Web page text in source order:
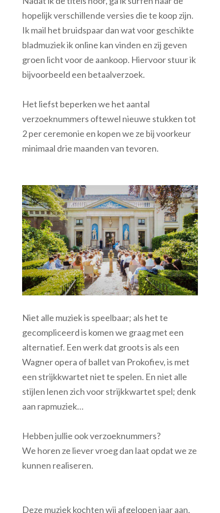
hopelijk verschillende versies die te koop zijn.
Ik mail het bruidspaar dan wat voor geschikte
bladmuziek ik online kan vinden en zij geven
groen licht voor de aankoop. Hiervoor stuur ik
bijvoorbeeld een betaalverzoek.
Het liefst beperken we het aantal
verzoeknummers oftewel nieuwe stukken tot
2 per ceremonie en kopen we ze bij voorkeur
minimaal drie maanden van tevoren.
Niet alle muziek is speelbaar; als het te
gecompliceerd is komen we graag met een
alternatief. Een werk dat groots is als een
Wagner opera of ballet van Prokofiev, is met
een strijkkwartet niet te spelen. En niet alle
stijlen lenen zich voor strijkkwartet spel; denk
aan rapmuziek…
Hebben jullie ook verzoeknummers?
We horen ze liever vroeg dan laat opdat we ze
kunnen realiseren.
Deze muziek kochten wij afgelopen jaar aan,